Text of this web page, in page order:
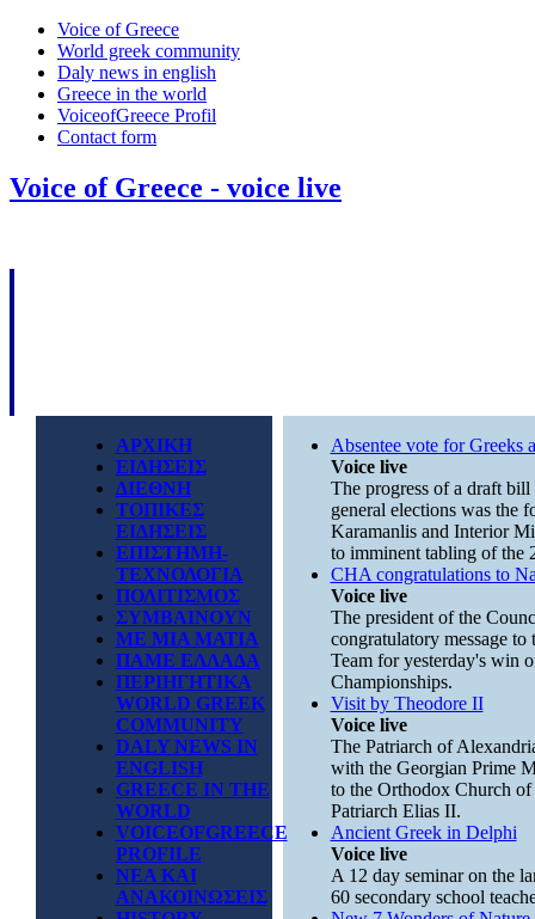
Voice of Greece
World greek community
Daly news in english
Greece in the world
VoiceofGreece Profil
Contact form
Voice of Greece - voice live
ΑΡΧΙΚΗ
ΕΙΔΗΣΕΙΣ
ΔΙΕΘΝΗ
ΤΟΠΙΚΕΣ
ΕΙΔΗΣΕΙΣ
ΕΠΙΣΤΗΜΗ-
ΤΕΧΝΟΛΟΓΙΑ
ΠΟΛΙΤΙΣΜΟΣ
ΣΥΜΒΑΙΝΟΥΝ
ΜΕ ΜΙΑ ΜΑΤΙΑ
ΠΑΜΕ ΕΛΛΑΔΑ
ΠΕΡΙΗΓΗΤΙΚΑ
WORLD GREEK
COMMUNITY
DALY NEWS IN
ENGLISH
GREECE IN THE
WORLD
VOICEOFGREECE
PROFILE
ΝΕΑ ΚΑΙ
ΑΝΑΚΟΙΝΩΣΕΙΣ
Absentee vote for Greeks
Voice live
The progress of a draft
general elections was the
Karamanlis and Interior
to imminent tabling of the
CHA congratulations to
Voice live
The president of the
congratulatory message
Team for yesterday's win
Championships.
Visit by Theodore II
Voice live
The Patriarch of
with the Georgian Prime
to the Orthodox Church
Patriarch Elias II.
Ancient Greek in Delphi
Voice live
A 12 day seminar on the
60 secondary school